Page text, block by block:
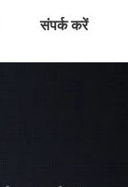
संपर्क करें